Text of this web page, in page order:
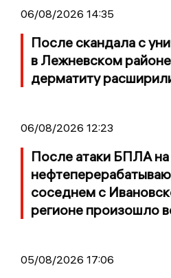
06/08/2026 14:35
После скандала с
в Лежневском
дерматиту
06/08/2026 12:23
После атаки БПЛА на
соседнем с
регионе произошло
05/08/2026 17:06